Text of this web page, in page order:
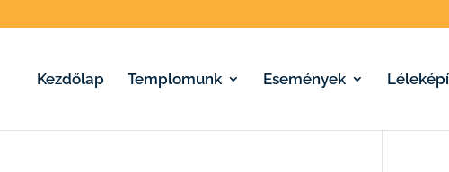
Kezdőlap Templomunk Események